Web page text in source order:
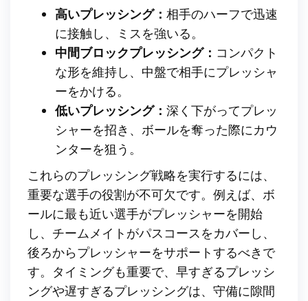
高いプレッシング： 相手のハーフで迅速
に接触し、ミスを強いる。
中間ブロックプレッシング： コンパクト
な形を維持し、中盤で相手にプレッシャ
ーをかける。
低いプレッシング： 深く下がってプレッ
シャーを招き、ボールを奪った際にカウ
ンターを狙う。
これらのプレッシング戦略を実行するには、
重要な選手の役割が不可欠です。例えば、ボ
ールに最も近い選手がプレッシャーを開始
し、チームメイトがパスコースをカバーし、
後ろからプレッシャーをサポートするべきで
す。タイミングも重要で、早すぎるプレッシ
ングや遅すぎるプレッシングは、守備に隙間